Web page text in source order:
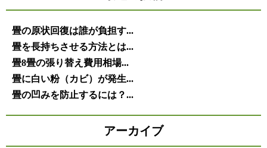
畳の原状回復は誰が負担す...
畳を長持ちさせる方法とは...
畳8畳の張り替え費用相場...
畳に白い粉（カビ）が発生...
畳の凹みを防止するには？...
アーカイブ